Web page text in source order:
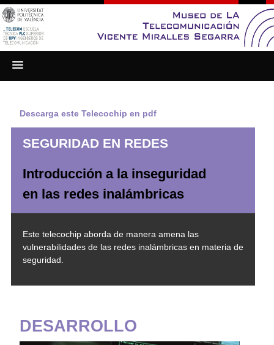
.
Saltar
al
contenido
Descarga este Telecochip en pdf
SEGURIDAD EN REDES
Introducción a la inseguridad
en las redes inalámbricas
Este telecochip aborda de manera amena las
vulnerabilidades de las redes inalámbricas en materia de
seguridad.
DESARROLLO